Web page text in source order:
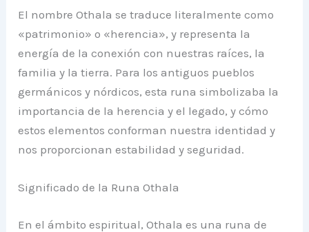
El nombre Othala se traduce literalmente como
«patrimonio» o «herencia», y representa la
energía de la conexión con nuestras raíces, la
familia y la tierra. Para los antiguos pueblos
germánicos y nórdicos, esta runa simbolizaba la
importancia de la herencia y el legado, y cómo
estos elementos conforman nuestra identidad y
nos proporcionan estabilidad y seguridad.
Significado de la Runa Othala
En el ámbito espiritual, Othala es una runa de